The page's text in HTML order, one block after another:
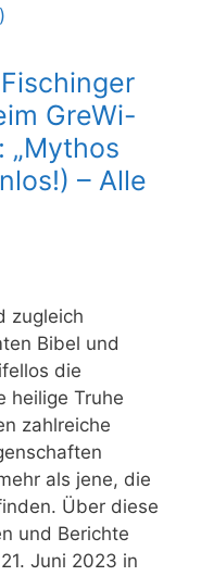
GreWi-
„Mythos
– Alle
zugleich
Bibel und
die
heilige Truhe
zahlreiche
als jene, die
Über diese
und Berichte
Juni 2023 in